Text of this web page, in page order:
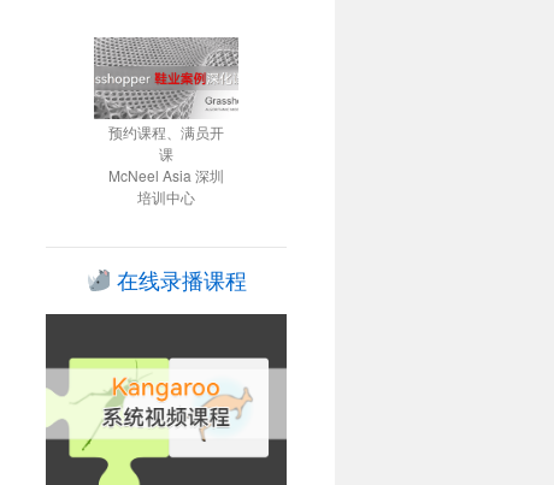
预约课程、满员开
课
McNeel Asia 深圳
培训中心
在线录播课程